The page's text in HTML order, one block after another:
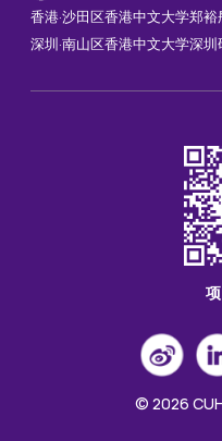
香港·沙田区香港中文大学郑
深圳·南山区香港中文大学深
© 2026